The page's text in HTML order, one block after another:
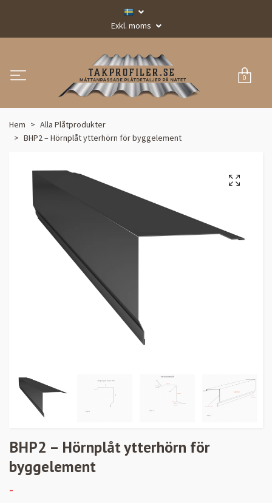
Exkl. moms
0
Hem
Alla Plåtprodukter
BHP2 – Hörnplåt ytterhörn för byggelement
BHP2 – Hörnplåt ytterhörn för
byggelement
-